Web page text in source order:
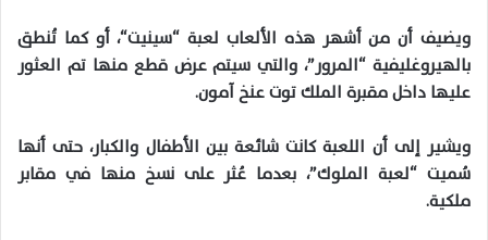
ويضيف أن من أشهر هذه الألعاب لعبة “سينيت“، أو كما تُنطق
بالهيروغليفية “المرور”، والتي سيتم عرض قطع منها تم العثور
عليها داخل مقبرة الملك توت عنخ آمون.
ويشير إلى أن اللعبة كانت شائعة بين الأطفال والكبار، حتى أنها
سُميت “لعبة الملوك”، بعدما عُثر على نسخ منها في مقابر
ملكية.